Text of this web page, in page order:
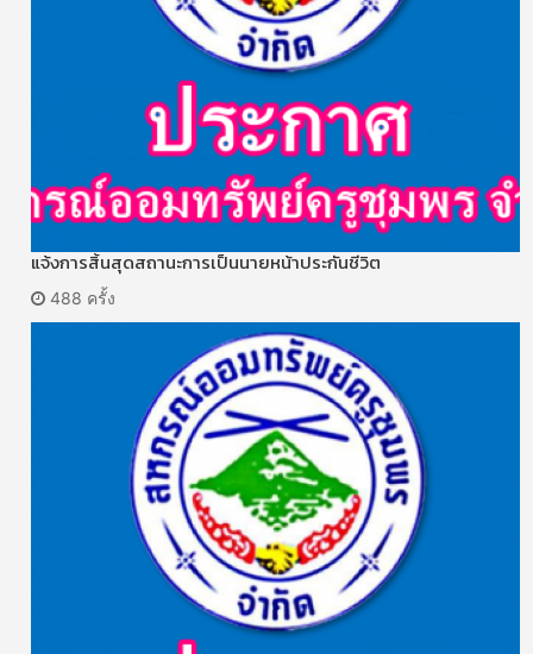
แจ้งการสิ้นสุดสถานะการเป็นนายหน้าประกันชีวิต
488 ครั้ง